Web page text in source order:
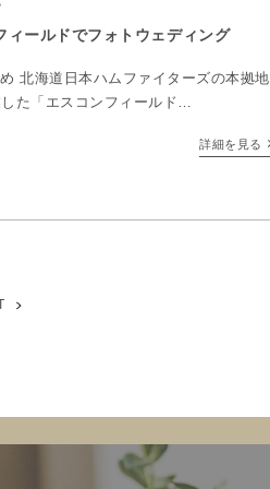
ィールドでフォトウェディング
北海道日本ハムファイターズの本拠地
た「エスコンフィールド
イリッシュな建築美に惹かれて、フォ
詳細を見る